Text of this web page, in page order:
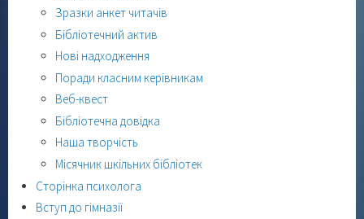
Зразки анкет читачів
Бібліотечний актив
Нові надходження
Поради класним керівникам
Веб-квест
Бібліотечна довідка
Наша творчість
Місячник шкільних бібліотек
Сторінка психолога
Вступ до гімназії